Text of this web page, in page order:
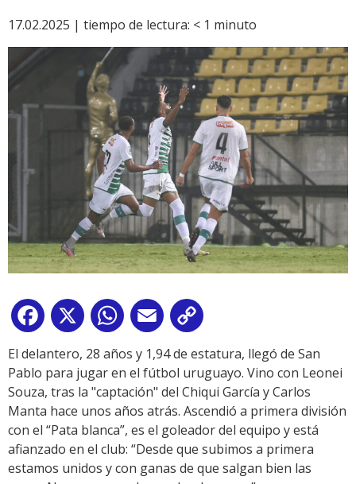
17.02.2025 | tiempo de lectura: < 1 minuto
Facebook
X WhatsApp
Email
Link
El delantero, 28 años y 1,94 de estatura, llegó de San
Pablo para jugar en el fútbol uruguayo. Vino con Leonei
Souza, tras la "captación" del Chiqui García y Carlos
Manta hace unos años atrás. Ascendió a primera división
con el “Pata blanca”, es el goleador del equipo y está
afianzado en el club: “Desde que subimos a primera
estamos unidos y con ganas de que salgan bien las